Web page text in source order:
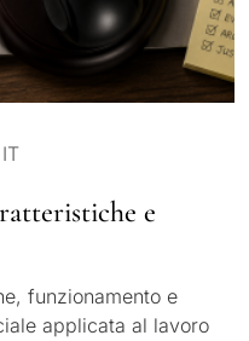
e
funzionamento e
applicata al lavoro